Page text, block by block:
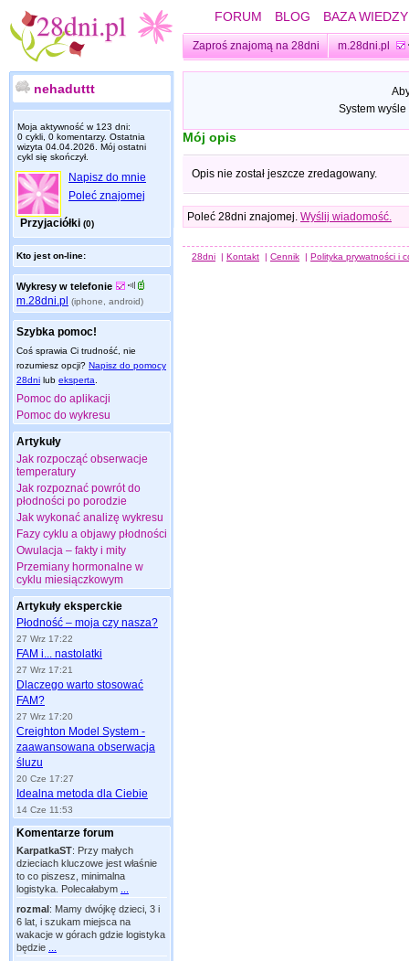
FORUM BLOG BAZA WIEDZY
Zaproś znajomą na 28dni m.28dni.pl
nehaduttt
Moja aktywność w 123 dni:
0 cykli, 0 komentarzy. Ostatnia
wizyta 04.04.2026 . Mój ostatni
cykl się skończył.
Napisz do mnie
Poleć znajomej
Przyjaciółki (0)
Kto jest on-line:
Wykresy w telefonie
m.28dni.pl (iphone, android)
Szybka pomoc!
Coś sprawia Ci trudność, nie
rozumiesz opcji? Napisz do pomocy
28dni lub eksperta
Pomoc do aplikacji
Pomoc do wykresu
Artykuły
Jak rozpocząć obserwacje
temperatury
Jak rozpoznać powrót do
płodności po porodzie
Jak wykonać analizę wykresu
Fazy cyklu a objawy płodności
Owulacja – fakty i mity
Przemiany hormonalne w
cyklu miesiączkowym
Artykuły eksperckie
Płodność – moja czy nasza?
27 Wrz 17:22
FAM i... nastolatki
27 Wrz 17:21
Dlaczego warto stosować
FAM?
27 Wrz 17:20
Creighton Model System -
zaawansowana obserwacja
śluzu
20 Cze 17:27
Idealna metoda dla Ciebie
14 Cze 11:53
Komentarze forum
KarpatkaST: Przy małych
dzieciach kluczowe jest właśnie
to co piszesz, minimalna
logistyka. Polecałabym
rozmal: Mamy dwójkę dzieci, 3 i
6 lat, i szukam miejsca na
wakacje w górach gdzie logistyka
będzie
System
Mój opis
Opis nie został jeszcze zredagowany.
Poleć 28dni znajomej. Wyślij wiadomość.
28dni | Kontakt | Cennik | Polityka prywatności i